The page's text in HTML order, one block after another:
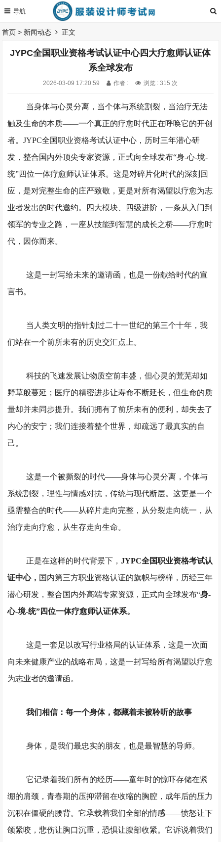
首页 > 新闻动态 正文
JYPC全国职业资格考试认证中心四大疗愈师认证体
系全球发布
2026-03-09 17:20:59 作者 : 浏览 : 315 次
当身体与心灵分离，当个体与系统割裂，当治疗无法
触及生命的本质——一个真正的疗愈时代正在呼唤它的开创
者。JYPC全国职业资格考试认证中心，历时三年潜心研
发，整合国内外顶尖专家资源，正式向全球发布“身-心-境-
统”四位一体疗愈师认证体系。这是对碎片化时代的深刻回
应，是对完整生命的庄严致敬，更是对所有渴望以疗愈为志
业者发出的时代邀约。四大模块、四级进阶，一条从入门到
领军的专业之路，一座从技能到智慧的成长之桥——疗愈时
代，因你而来。
这是一封写给未来的邀请函，也是一份献给时代的宣
言书。
当人类文明的指针划过二十一世纪的第三个十年，我
们站在一个前所未有的历史交汇点上。
科技的飞速发展让物质空前丰盛，但心灵的荒芜却如
野草般蔓延；医疗的精密进步让寿命不断延长，但生命的质
量却并未同步提升。我们拥有了前所未有的便利，却失去了
内心的安宁；我们连接着整个世界，却疏远了最真实的自
己。
这是一个被撕裂的时代——身体与心灵分离，个体与
系统割裂，理性与情感对抗，传统与现代断层。这更是一个
亟需整合的时代——从碎片走向完整，从分裂走向统一，从
治疗走向疗愈，从生存走向生命。
正是在这样的时代背景下， JYPC全国职业资格考试认
证中心， 国内第三方职业资格认证的旗帜与榜样，历经三年
潜心研发，整合国内外高端专家资源，正式向全球发布“身-
心-境-统”四位一体疗愈师认证体系。
这是一套足以改写行业格局的认证体系，这是一次面
向未来健康产业的战略布局，这是一封写给所有渴望以疗愈
为志业者的邀请函。
我们相信：每一个身体，都藏着未被聆听的故事
身体，是我们最忠实的朋友，也是最智慧的导师。
它记录着我们所有的经历——童年时的惊吓存储在紧
绷的肩颈，青春期的压抑滞留在收缩的胸腔，成年后的压力
沉积在僵硬的腰背。它承载着我们全部的情感——愤怒让下
颌紧咬，悲伤让胸口沉重，恐惧让腹部收紧。它诉说着我们